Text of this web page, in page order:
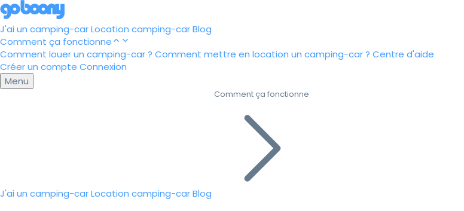
J'ai un camping-carLocation camping-carBlog
Comment ça fonctionne
Comment louer un camping-car ? Comment mettre en location un camping-car ? Centre d'aide
Créer un compte Connexion
Menu
J'ai un camping-carLocation camping-carBlog
Comment ça fonctionne